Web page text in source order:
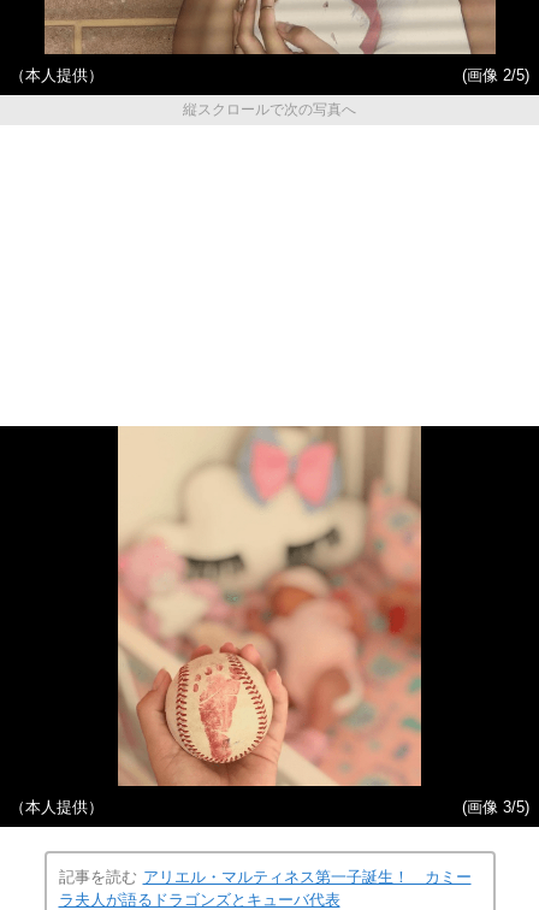
（本人提供）
(画像 2/5)
縦スクロールで次の写真へ
（本人提供） (画像 3/5)
記事を読む アリエル・マルティネス第一子誕生！ カミー
ラ夫人が語るドラゴンズとキューバ代表